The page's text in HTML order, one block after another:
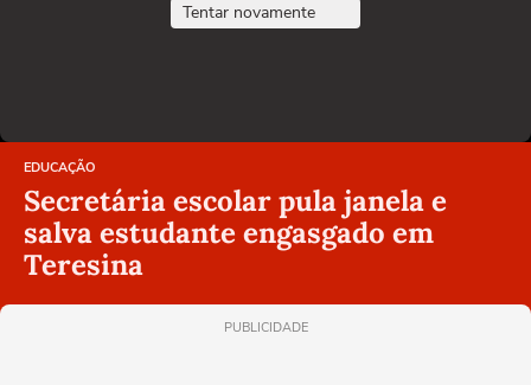
Tentar novamente
EDUCAÇÃO
Secretária escolar pula janela e
salva estudante engasgado em
Teresina
PUBLICIDADE